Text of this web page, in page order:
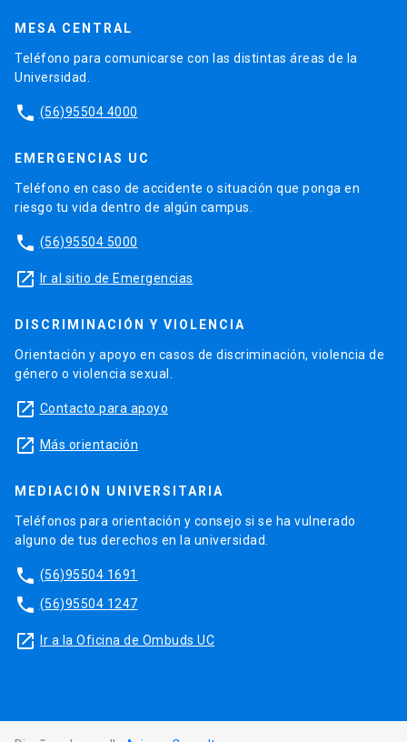
MESA CENTRAL
Teléfono para comunicarse con las distintas áreas de la
Universidad.
phone (56)95504 4000
EMERGENCIAS UC
Teléfono en caso de accidente o situación que ponga en
riesgo tu vida dentro de algún campus.
phone (56)95504 5000
launch Ir al sitio de Emergencias
DISCRIMINACIÓN Y VIOLENCIA
Orientación y apoyo en casos de discriminación, violencia de
género o violencia sexual.
launch Contacto para apoyo
launch Más orientación
MEDIACIÓN UNIVERSITARIA
Teléfonos para orientación y consejo si se ha vulnerado
alguno de tus derechos en la universidad.
phone (56)95504 1691
phone (56)95504 1247
launch Ir a la Oficina de Ombuds UC